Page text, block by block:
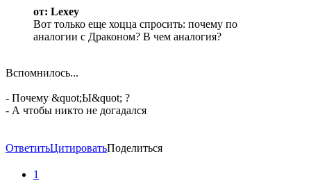
от: Lexey
Вот только еще хоцца спросить: почему по
аналогии с Драконом? В чем аналогия?
Вспомнилось...
- Почему &quot;Ы&quot; ?
- А чтобы никто не догадался
ОтветитьЦитироватьПоделиться
1